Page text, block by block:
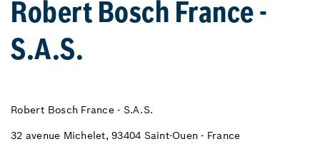
Robert Bosch France -
S.A.S.
Robert Bosch France - S.A.S.
32 avenue Michelet, 93404 Saint-Ouen - France